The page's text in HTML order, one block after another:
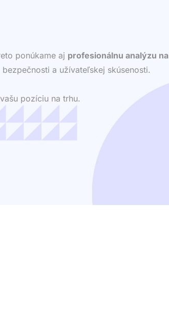
ponúkame aj profesionálnu analýzu na
a užívateľskej skúsenosti.
pozíciu na trhu.